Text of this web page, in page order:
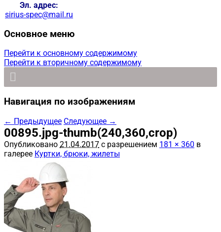
Эл. адрес:
sirius-spec@mail.ru
Основное меню
Перейти к основному содержимому
Перейти к вторичному содержимому
Навигация по изображениям
← Предыдущее Следующее →
00895.jpg-thumb(240,360,crop)
Опубликовано 21.04.2017 с разрешением 181 × 360 в
галерее Куртки, брюки, жилеты